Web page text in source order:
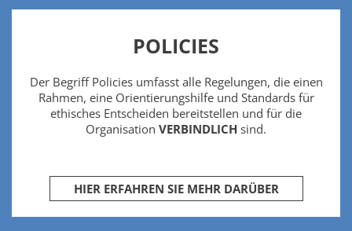
POLICIES
Der Begriff Policies umfasst alle Regelungen, die einen
Rahmen, eine Orientierungshilfe und Standards für
ethisches Entscheiden bereitstellen und für die
Organisation VERBINDLICH sind.
HIER ERFAHREN SIE MEHR DARÜBER